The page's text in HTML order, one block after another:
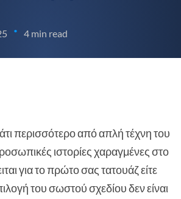
• 4 min read
περισσότερο από απλή τέχνη του
ιστορίες χαραγμένες στο
για το πρώτο σας τατουάζ είτε
του σωστού σχεδίου δεν είναι